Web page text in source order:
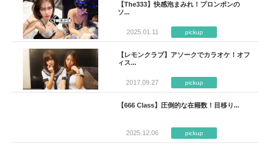
【The333】快感泡まみれ！プロンポンの
ソ...
2025.01.11 pickup
【レモンクラブ】アソークでカラオケ！オフ
ィス...
2017.09.27 pickup
【666 Class】圧倒的な在籍数！目移り...
2025.12.06 pickup